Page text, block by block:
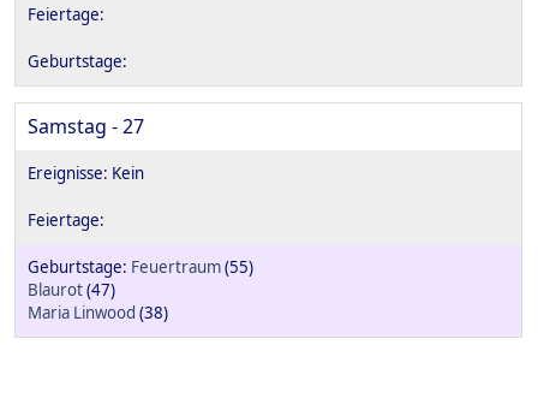
Samstag - 27
Feuertraum(55)
Blaurot(47)
Maria Linwood (38)